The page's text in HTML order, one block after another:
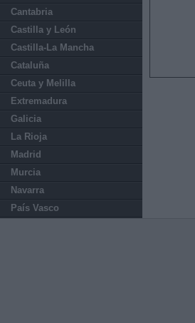
Cantabria
Castilla y León
Castilla-La Mancha
Cataluña
Ceuta y Melilla
Extremadura
Galicia
La Rioja
Madrid
Murcia
Navarra
País Vasco